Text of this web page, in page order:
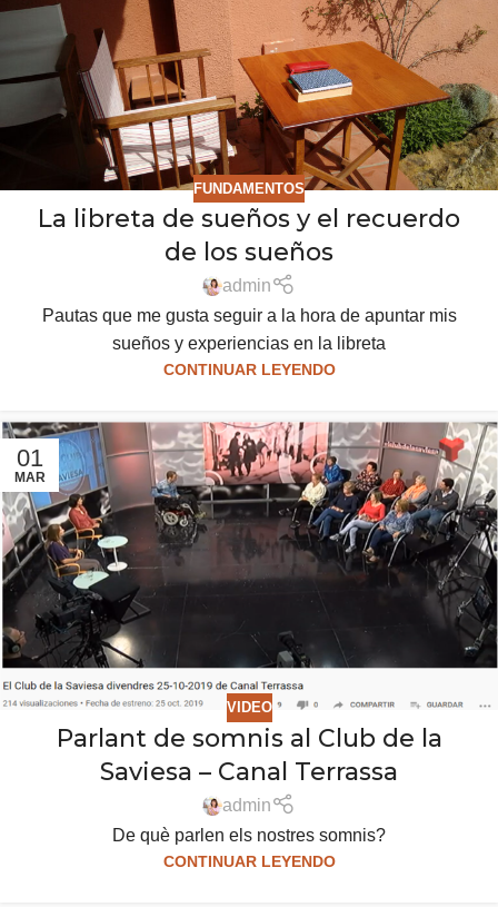
FUNDAMENTOS
La libreta de sueños y el recuerdo
de los sueños
admin
Pautas que me gusta seguir a la hora de apuntar mis
sueños y experiencias en la libreta
CONTINUAR LEYENDO
01
MAR
VIDEO
Parlant de somnis al Club de la
Saviesa – Canal Terrassa
admin
De què parlen els nostres somnis?
CONTINUAR LEYENDO